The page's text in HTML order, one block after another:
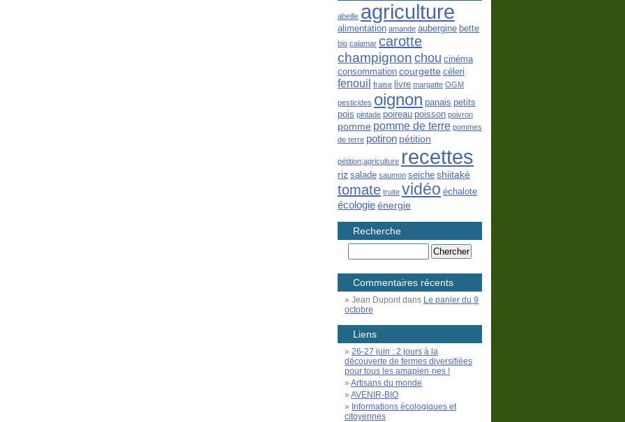
abeille agriculture
alimentation amande aubergine bette
bio calamar carotte
champignon chou cinéma
consommation courgette céleri
fenouil fraise livre margatte OGM
pesticides oignon panais petits
pois pintade poireau poisson poivron
pomme pomme de terre pommes
de terre potiron pétition
pétition;agriculture recettes
riz salade saumon seiche shiitaké
tomate truite vidéo échalote
écologieénergie
Recherche
Commentaires récents
Jean Dupontdans Le panier du 9
octobre
Liens
26-27 juin : 2 jours à la
découverte de fermes diversifiées
pour tous les amapien·nes !
Artisans du monde
AVENIR-BIO
Informations écologiques et
citoyennes